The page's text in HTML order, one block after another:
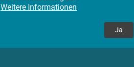
29.04.2019–
Weitere Informationen
Ja